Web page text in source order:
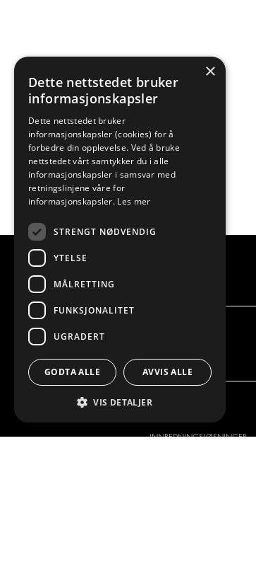
INNREDNINGSLØSNINGER
×
Dette nettstedet bruker
informasjonskapsler
Dette nettstedet bruker
informasjonskapsler (cookies) for å
forbedre din opplevelse. Ved å bruke
nettstedet vårt samtykker du i alle
informasjonskapsler i samsvar med
retningslinjene våre for
informasjonskapsler. Les mer
STRENGT NØDVENDIG
YTELSE
MÅLRETTING
FUNKSJONALITET
UGRADERT
GODTA ALLE AVVIS ALLE
VIS DETALJER